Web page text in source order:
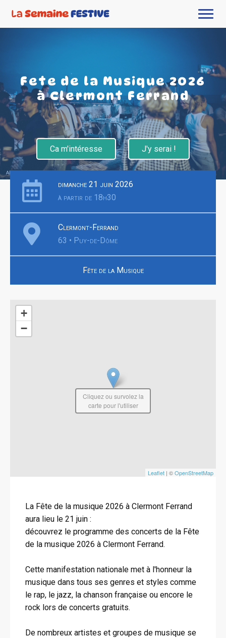
Fete de la Musique 2026
à Clermont Ferrand
Ca m'intéresse J'y serai !
dimanche 21 juin 2026
à partir de 18h30
Clermont-Ferrand
63 • Puy-de-Dôme
Fête de la Musique
+
−
Leaflet | ©OpenStreetMap
Cliquez ou survolez la
carte pour l'utiliser
La Fête de la musique 2026 à Clermont Ferrand
aura lieu le 21 juin :
découvrez le programme des concerts de la Fête
de la musique 2026 à Clermont Ferrand.
Cette manifestation nationale met à l'honneur la
musique dans tous ses genres et styles comme
le rap, le jazz, la chanson française ou encore le
rock lors de concerts gratuits.
De nombreux artistes et groupes de musique se